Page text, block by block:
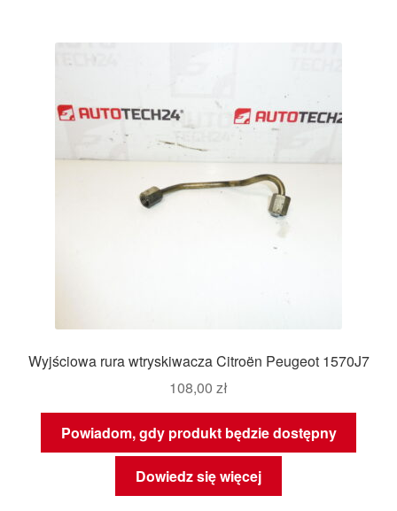
Wyjściowa rura wtryskiwacza Citroën Peugeot 1570J7
108,00 zł
Powiadom, gdy produkt będzie dostępny
Dowiedz się więcej